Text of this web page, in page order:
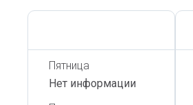
Пятница
Нет информации